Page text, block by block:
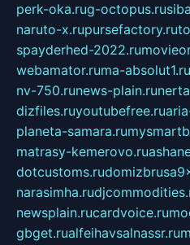
perk-oka.rug-octopus.ru
naruto-x.rupursefactory.ru
spayderhed-2022.ru
webamator.ruma-absolut1.ru
nv-750.runews-plain.ru
dizfiles.ruyoutubefree.ru
planeta-samara.ru
matrasy-kemerovo.ru
dotcustoms.ru
narasimha.ru
newsplain.rucardvoice.ru
gbget.rualfeihavsalnassr.ru